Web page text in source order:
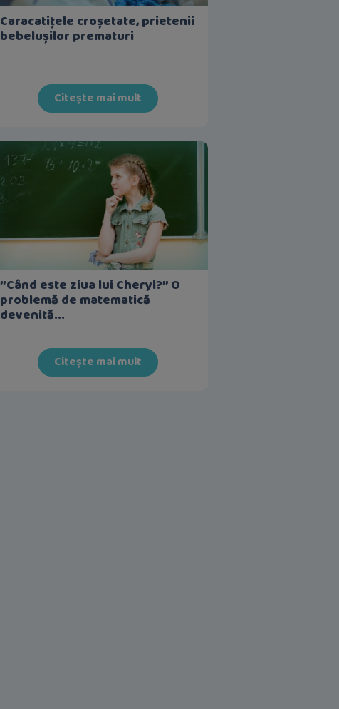
Caracatițele croșetate, prietenii
bebelușilor prematuri
Citește mai mult
”Când este ziua lui Cheryl?” O
problemă de matematică
devenită...
Citește mai mult